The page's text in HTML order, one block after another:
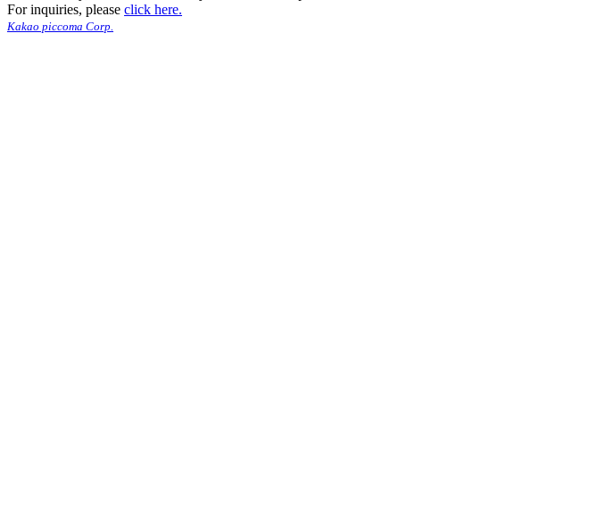
For inquiries, please click here.
Kakao piccoma Corp.